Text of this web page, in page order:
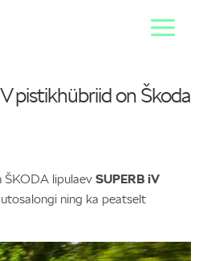
pistikhübriid on Škoda
ŠKODA lipulaev SUPERB iV
ning ka peatselt